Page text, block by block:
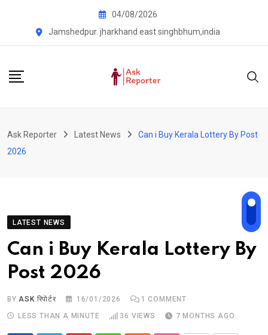
04/08/2026
Jamshedpur. jharkhand east singhbhum,india
Ask Reporter Latest News
Can i Buy Kerala Lottery By Post
2026
LATEST NEWS
Can i Buy Kerala Lottery By
Post 2026
BY ASK रिपोर्टर 16/01/2026 1 COMMENT
LESS THAN A MINUTE
36 VIEWS 7 MONTHS AGO